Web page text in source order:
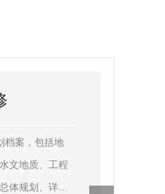
档案，包括地
文地质、工程
体规划、详细